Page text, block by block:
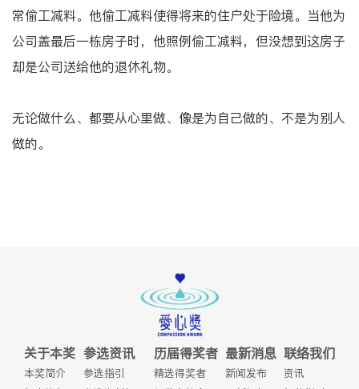
常偷工减料。他偷工减料使得将来的住户处于险境。当他为
公司盖最后一栋房子时，他照例偷工减料，但没想到这房子
却是公司送给他的退休礼物。
无论做什么、都要从心里做、像是为自己做的、不是为别人
做的。
关于本奖
本奖简介
参选资讯
参选指引
历届得奖者
精选得奖者
最新消息
新闻发布
联络我们
资讯